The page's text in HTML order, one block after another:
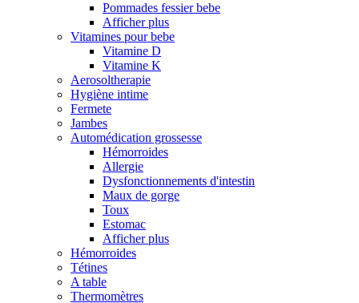
Pommades fessier bebe
Afficher plus
Vitamines pour bebe
Vitamine D
Vitamine K
Aerosoltherapie
Hygiène intime
Fermete
Jambes
Automédication grossesse
Hémorroides
Allergie
Dysfonctionnements d'intestin
Maux de gorge
Toux
Estomac
Afficher plus
Hémorroides
Tétines
A table
Thermomètres